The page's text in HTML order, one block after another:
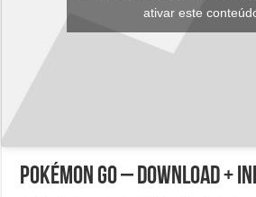
ativar este
Pokémon Go – Download +